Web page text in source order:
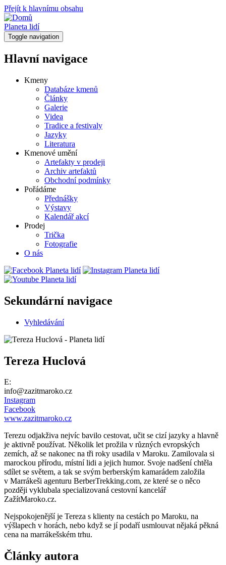
Přejít k hlavnímu obsahu
Planeta lidí
Toggle navigation
Hlavní navigace
Kmeny
Databáze kmenů
Články
Galerie
Videa
Tradice a festivaly
Jazyky
Literatura
Kmenové umění
Artefakty v prodeji
Archiv artefaktů
Obchodní podmínky
Pořádáme
Přednášky
Výstavy
Kalendář akcí
Prodej
Trička
Fotografie
O nás
Sekundární navigace
Vyhledávání
Tereza Huclová
E:
info@zazitmaroko.cz
Instagram
Facebook
www.zazitmaroko.cz
Terezu odjakživa nejvíc bavilo cestovat, učit se cizí jazyky a hlavně
je aktivně používat. Několik let prožila v různých evropských
zemích, až se nakonec na tři roky usadila v Maroku. Zamilovala si
marockou přírodu, místní lidi a jejich humor. Svoje nadšení chtěla
sdílet se světem, a tak se svým berberským kamarádem založila
v Marrákeši agenturu BerberTrekking.com, ze které se o něco
později vyklubala specializovaná cestovní kancelář
ZažítMaroko.cz.
Nejspokojenější je Tereza s klienty na cestách po Maroku, na
výšlapech v horách, nebo když se jí podaří usmlouvat nějaká pěkná
cena na marrákešském trhu.
Články autora